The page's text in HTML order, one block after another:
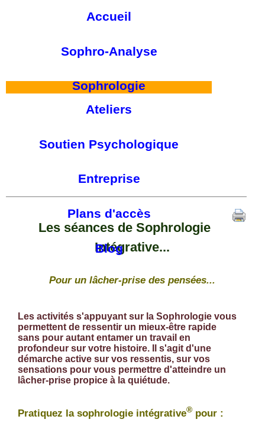
Accueil
Sophro-Analyse
Sophrologie
Ateliers
Soutien Psychologique
Entreprise
Plans d'accès
Blog
Les séances de Sophrologie
Intégrative...
Pour un lâcher-prise des pensées...
Les activités s'appuyant sur la Sophrologie vous
permettent de ressentir un mieux-être rapide
sans pour autant entamer un travail en
profondeur sur votre histoire. Il s'agit d'une
démarche active sur vos ressentis, sur vos
sensations pour vous permettre d'atteindre un
lâcher-prise propice à la quiétude.
Pratiquez la sophrologie intégrative® pour :